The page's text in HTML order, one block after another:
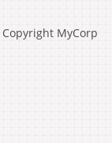
Copyright MyCorp